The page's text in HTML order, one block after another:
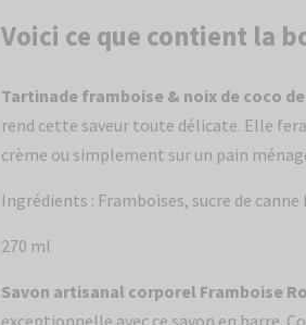
Voici ce que contient la
Tartinade framboise & noix de coco
rend cette saveur toute délicate. Elle
crème ou simplement sur un pain
Ingrédients : Framboises, sucre de
270 ml
Savon artisanal corporel Framboise